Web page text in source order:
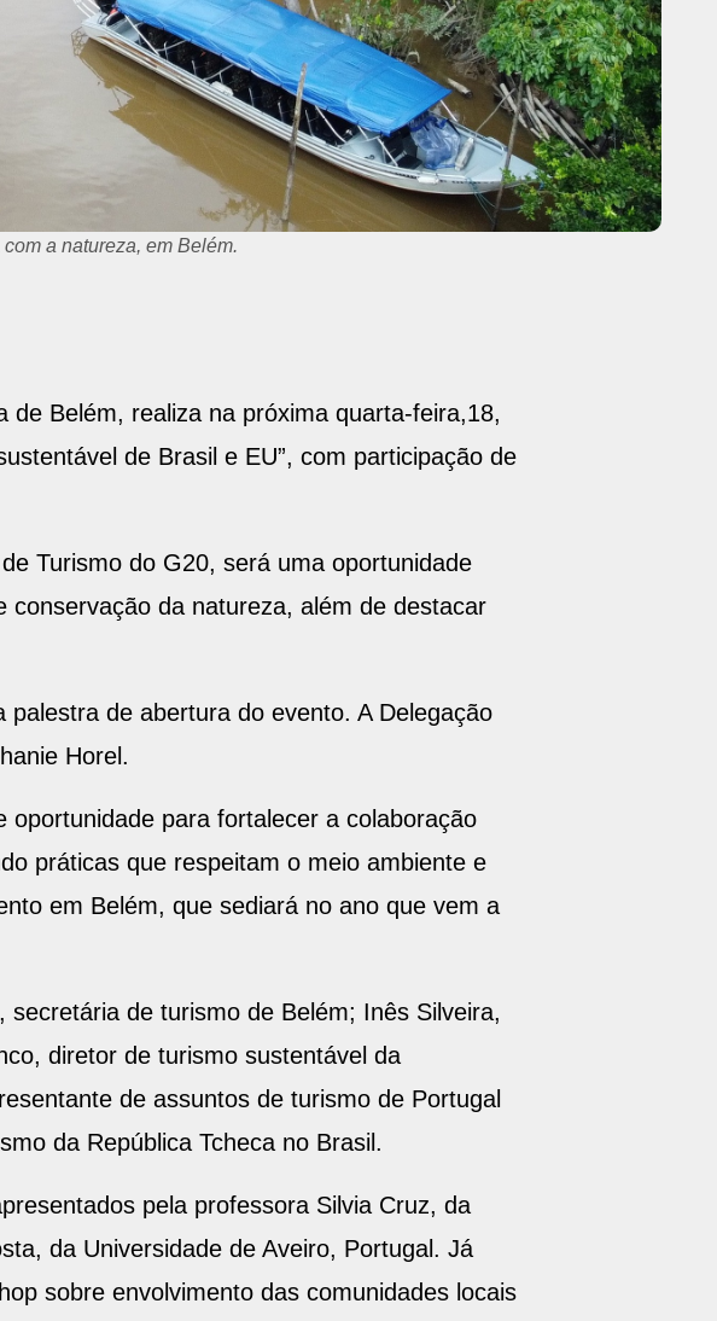
a natureza, em Belém.
de Belém, realiza na próxima quarta-feira,18,
de Brasil e EU”, com participação de
Turismo do G20, será uma oportunidade
da natureza, além de destacar
de abertura do evento. A Delegação
Horel.
oportunidade para fortalecer a colaboração
práticas que respeitam o meio ambiente e
em Belém, que sediará no ano que vem a
de turismo de Belém; Inês Silveira,
diretor de turismo sustentável da
de assuntos de turismo de Portugal
da República Tcheca no Brasil.
pela professora Silvia Cruz, da
da Universidade de Aveiro, Portugal. Já
sobre envolvimento das comunidades locais